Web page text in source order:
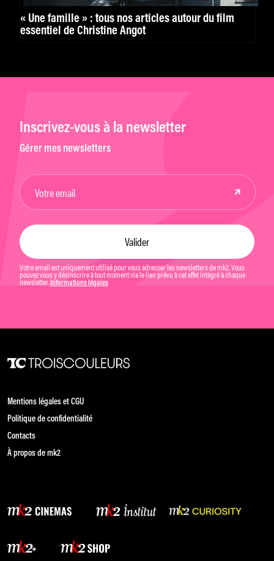
« Une famille » : tous nos articles autour du film
essentiel de Christine Angot
Inscrivez-vous à la newsletter
Gérer mes newsletters
Votre email est uniquement utilisé pour vous adresser les newsletters de mk2. Vous
pouvez vous y désinscrire à tout moment via le lien prévu à cet effet intégré à chaque
newsletter. Informations légales
Mentions légales et CGU
Politique de confidentialité
Contacts
À propos de mk2